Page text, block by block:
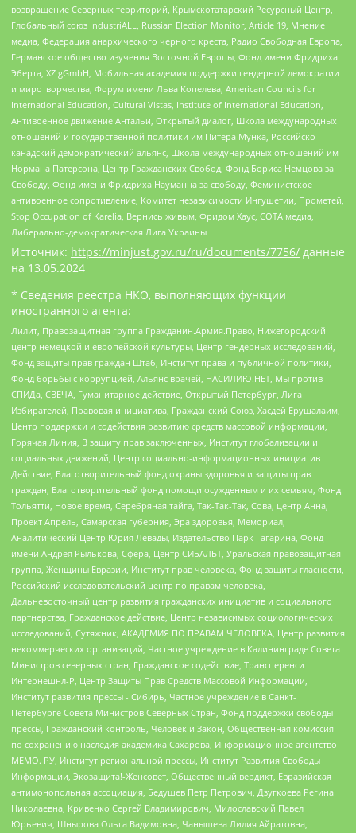
возвращение Северных территорий, Крымскотатарский Ресурсный Центр,
Глобальный союз IndustriALL, Russian Election Monitor, Article 19, Мнение
медиа, Федерация анархического черного креста, Радио Свободная Европа,
Германское общество изучения Восточной Европы, Фонд имени Фридриха
Эберта, XZ gGmbH, Мобильная академия поддержки гендерной демократии
и миротворчества, Форум имени Льва Копелева, American Councils for
International Education, Cultural Vistas, Institute of International Education,
Антивоенное движение Антальи, Открытый диалог, Школа международных
отношений и государственной политики им Питера Мунка, Российско-
канадский демократический альянс, Школа международных отношений им
Нормана Патерсона, Центр Гражданских Свобод, Фонд Бориса Немцова за
Свободу, Фонд имени Фридриха Науманна за свободу, Феминистское
антивоенное сопротивление, Комитет независимости Ингушетии, Прометей,
Stop Occupation of Karelia, Вернись живым, Фридом Хаус, СОТА медиа,
Либерально-демократическая Лига Украины
Источник: https://minjust.gov.ru/ru/documents/7756/ данные
на 13.05.2024
* Сведения реестра НКО, выполняющих функции
иностранного агента:
Лилит, Правозащитная группа Гражданин.Армия.Право, Нижегородский
центр немецкой и европейской культуры, Центр гендерных исследований,
Фонд защиты прав граждан Штаб, Институт права и публичной политики,
Фонд борьбы с коррупцией, Альянс врачей, НАСИЛИЮ.НЕТ, Мы против
СПИДа, СВЕЧА, Гуманитарное действие, Открытый Петербург, Лига
Избирателей, Правовая инициатива, Гражданский Союз, Хасдей Ерушалаим,
Центр поддержки и содействия развитию средств массовой информации,
Горячая Линия, В защиту прав заключенных, Институт глобализации и
социальных движений, Центр социально-информационных инициатив
Действие, Благотворительный фонд охраны здоровья и защиты прав
граждан, Благотворительный фонд помощи осужденным и их семьям, Фонд
Тольятти, Новое время, Серебряная тайга, Так-Так-Так, Сова, центр Анна,
Проект Апрель, Самарская губерния, Эра здоровья, Мемориал,
Аналитический Центр Юрия Левады, Издательство Парк Гагарина, Фонд
имени Андрея Рылькова, Сфера, Центр СИБАЛЬТ, Уральская правозащитная
группа, Женщины Евразии, Институт прав человека, Фонд защиты гласности,
Российский исследовательский центр по правам человека,
Дальневосточный центр развития гражданских инициатив и социального
партнерства, Гражданское действие, Центр независимых социологических
исследований, Сутяжник, АКАДЕМИЯ ПО ПРАВАМ ЧЕЛОВЕКА, Центр развития
некоммерческих организаций, Частное учреждение в Калининграде Совета
Министров северных стран, Гражданское содействие, Трансперенси
Интернешнл-Р, Центр Защиты Прав Средств Массовой Информации,
Институт развития прессы - Сибирь, Частное учреждение в Санкт-
Петербурге Совета Министров Северных Стран, Фонд поддержки свободы
прессы, Гражданский контроль, Человек и Закон, Общественная комиссия
по сохранению наследия академика Сахарова, Информационное агентство
МЕМО. РУ, Институт региональной прессы, Институт Развития Свободы
Информации, Экозащита!-Женсовет, Общественный вердикт, Евразийская
антимонопольная ассоциация, Бедушев Петр Петрович, Дзугкоева Регина
Николаевна, Кривенко Сергей Владимирович, Милославский Павел
Юрьевич, Шнырова Ольга Вадимовна, Чанышева Лилия Айратовна,